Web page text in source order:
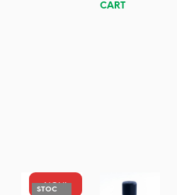
CART
NOU!
STOC